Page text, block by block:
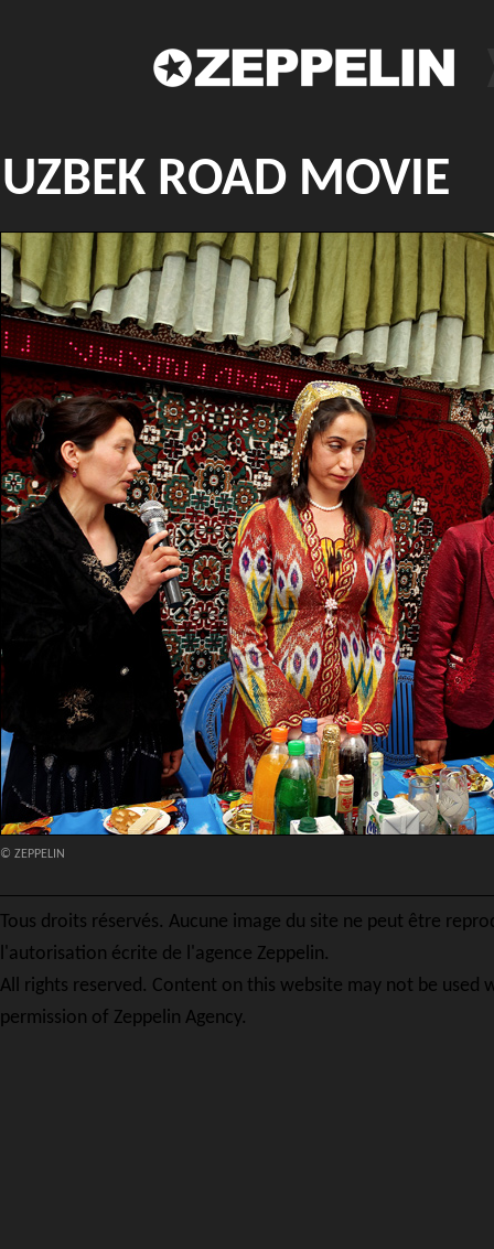
UZBEK ROAD MOVIE
© ZEPPELIN
Tous droits réservés. Aucune image du site ne peut être
l'autorisation écrite de l'agence Zeppelin.
All rights reserved. Content on this website may not be used
permission of Zeppelin Agency.